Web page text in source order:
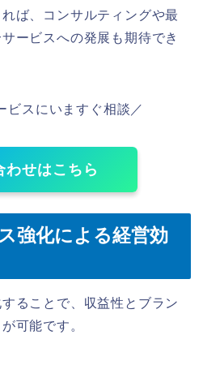
ば、コンサルティングや最
ービスへの発展も期待でき
ビスにいますぐ相談／
わせはこちら
強化による経営効
ることで、収益性とブラン
可能です。